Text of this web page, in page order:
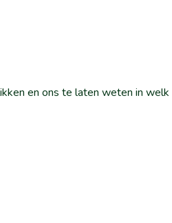
en ons te laten weten in welk